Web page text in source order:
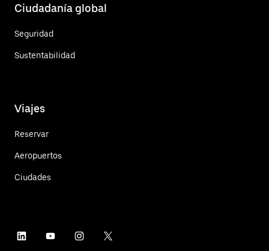
Ciudadanía global
Seguridad
Sustentabilidad
Viajes
Reservar
Aeropuertos
Ciudades